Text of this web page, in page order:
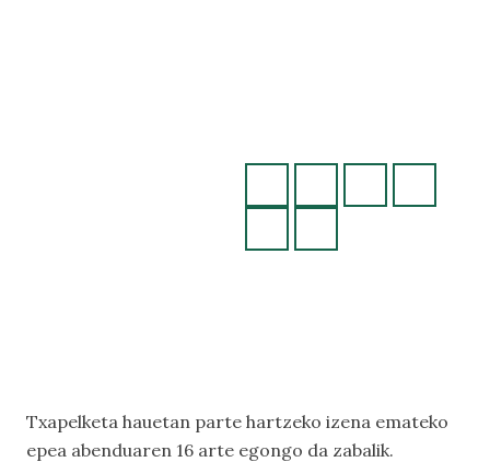
GIPUZKOAKO
ERRENDIMENDUKO
Txapelketa hauetan parte hartzeko izena emateko
epea abenduaren 16 arte egongo da zabalik.